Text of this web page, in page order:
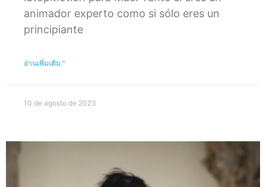
animador experto como si sólo eres un
principiante
อ่านเพิ่มเติม "
10 de agosto de 2023